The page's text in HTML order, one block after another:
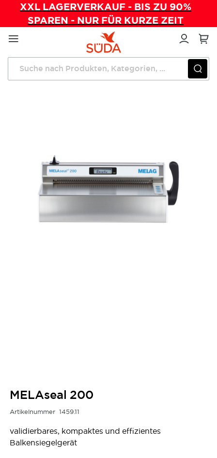
XXL LAGERVERKAUF - BIS ZU 90%
SPAREN - NUR FÜR KURZE ZEIT
Direkt
zum
Inhalt
Startseite Praxishygiene MELAseal 200
MELAseal 200
Artikelnummer 1459.11
validierbares, kompaktes und effizientes
Balkensiegelgerät